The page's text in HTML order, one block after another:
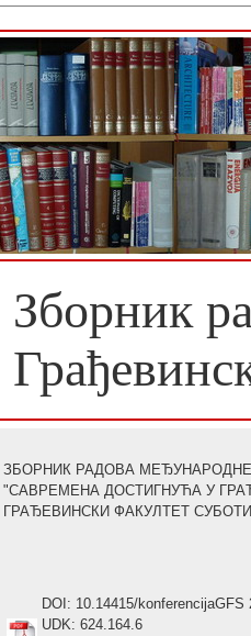
Зборник
ЗБОРНИК РАДОВА
"САВРЕМЕНА ДОСТИГНУЋА У
ГРАЂЕВИНСКИ ФАКУЛТЕТ
DOI: 10.14415/konferencijaGFS
UDK: 624.164.6